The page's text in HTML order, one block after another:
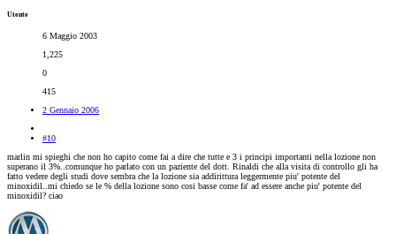
Utente
6 Maggio 2003
1,225
0
415
2 Gennaio 2006
#10
marlin mi spieghi che non ho capito come fai a dire che tutte e 3 i principi importanti nella lozione non
superano il 3%..comunque ho parlato con un paziente del dott. Rinaldi che alla visita di controllo gli ha
fatto vedere degli studi dove sembra che la lozione sia addirittura leggermente piu' potente del
minoxidil..mi chiedo se le % della lozione sono cosi basse come fa' ad essere anche piu' potente del
minoxidil? ciao